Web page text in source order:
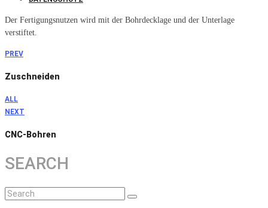
Der Fertigungsnutzen wird mit der Bohrdecklage und der Unterlage
verstiftet.
PREV
Zuschneiden
ALL
NEXT
CNC-Bohren
SEARCH